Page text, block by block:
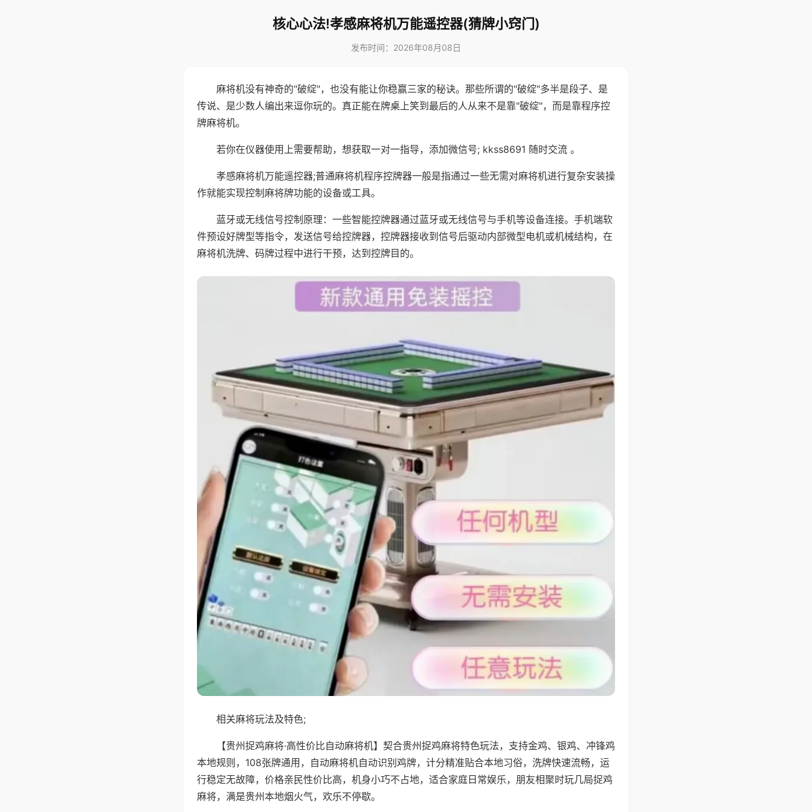
核心心法!孝感麻将机万能遥控器(猜牌小窍门)
发布时间：2026年08月08日
麻将机没有神奇的"破绽"，也没有能让你稳赢三家的秘诀。那些所谓的"破绽"多半是段子、是
传说、是少数人编出来逗你玩的。真正能在牌桌上笑到最后的人从来不是靠"破绽"，而是靠程序控
牌麻将机。
若你在仪器使用上需要帮助，想获取一对一指导，添加微信号; kkss8691 随时交流 。
孝感麻将机万能遥控器;普通麻将机程序控牌器一般是指通过一些无需对麻将机进行复杂安装操
作就能实现控制麻将牌功能的设备或工具。
蓝牙或无线信号控制原理：一些智能控牌器通过蓝牙或无线信号与手机等设备连接。手机端软
件预设好牌型等指令，发送信号给控牌器，控牌器接收到信号后驱动内部微型电机或机械结构，在
麻将机洗牌、码牌过程中进行干预，达到控牌目的。
相关麻将玩法及特色;
【贵州捉鸡麻将·高性价比自动麻将机】契合贵州捉鸡麻将特色玩法，支持金鸡、银鸡、冲锋鸡
本地规则，108张牌通用，自动麻将机自动识别鸡牌，计分精准贴合本地习俗，洗牌快速流畅，运
行稳定无故障，价格亲民性价比高，机身小巧不占地，适合家庭日常娱乐，朋友相聚时玩几局捉鸡
麻将，满是贵州本地烟火气，欢乐不停歇。